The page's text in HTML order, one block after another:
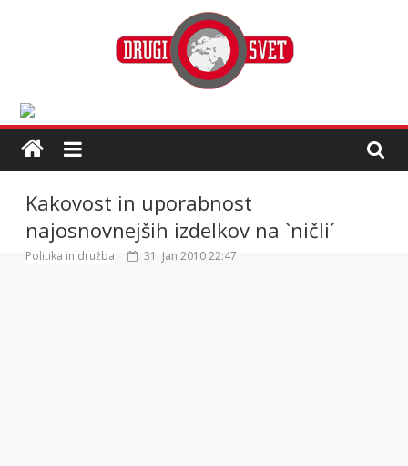
Kakovost in uporabnost
najosnovnejših izdelkov na `ničli´
Politika in družba 31. Jan 2010 22:47